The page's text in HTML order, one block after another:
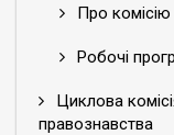
Про комісію
Робочі
Циклова
правознавства